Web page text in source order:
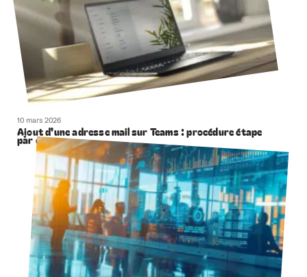
10 mars 2026
Ajout d’une adresse mail sur Teams : procédure étape
par étape